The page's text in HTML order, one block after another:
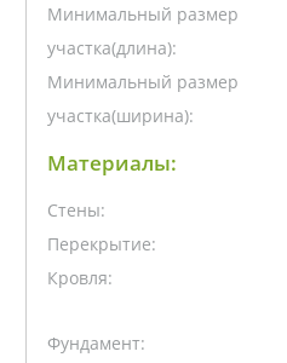
Минимальный размер
участка(длина):
Минимальный размер
участка(ширина):
Материалы:
Стены:
Перекрытие:
Кровля:
Фундамент: